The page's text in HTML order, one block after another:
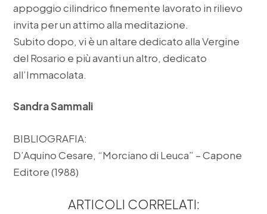
appoggio cilindrico finemente lavorato in rilievo
invita per un attimo alla meditazione.
Subito dopo, vi è un altare dedicato alla Vergine
del Rosario e più avanti un altro, dedicato
all’Immacolata.
Sandra Sammali
BIBLIOGRAFIA:
D’Aquino Cesare, “Morciano di Leuca” – Capone
Editore (1988)
ARTICOLI CORRELATI: